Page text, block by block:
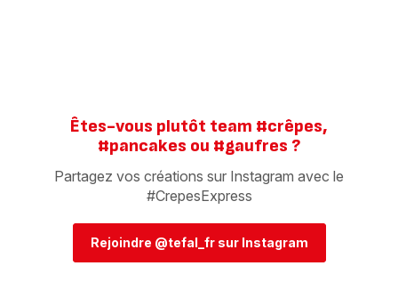
Êtes-vous plutôt team #crêpes,
#pancakes ou #gaufres ?​
Partagez vos créations sur Instagram avec le
#CrepesExpress
Rejoindre @tefal_fr sur Instagram​